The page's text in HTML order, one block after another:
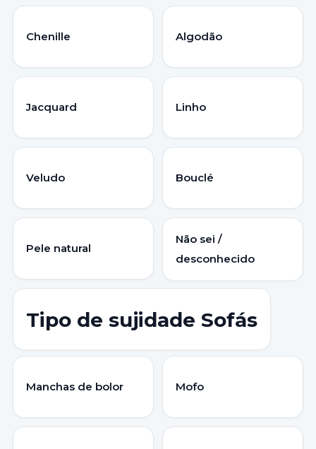
Chenille Algodão
Jacquard Linho
Veludo Bouclé
Pele natural
Não sei /
desconhecido
Tipo de sujidade Sofás
Manchas de bolor Mofo